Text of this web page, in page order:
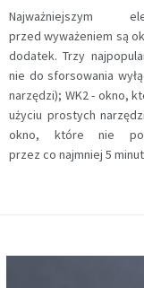
Najważniejszym
przed wyważeniem są
dodatek. Trzy
nie do sforsowania
narzędzi); WK2 - okno,
użyciu prostych
okno, które nie
przez co najmniej 5